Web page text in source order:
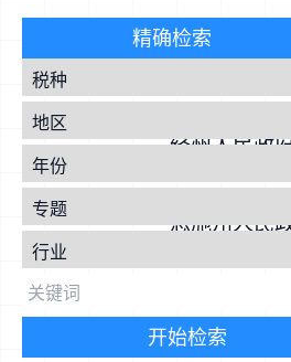
各县市人民
经州人民政
恩施州人民
精确检索
开始检索